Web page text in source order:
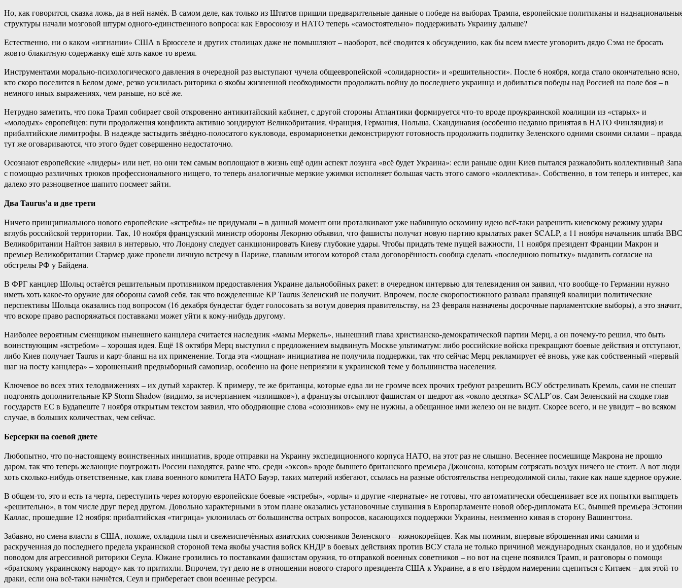
Но, как говорится, сказка ложь, да в ней намёк. В самом деле, как только из Штатов пришли предварительные данные о победе на выборах Трампа, европейские политиканы и
структуры начали мозговой штурм одного-единственного вопроса: как Евросоюзу и НАТО теперь «самостоятельно» поддерживать Украину дальше?
Естественно, ни о каком «изгнании» США в Брюсселе и других столицах даже не помышляют – наоборот, всё сводится к обсуждению, как бы всем вместе уговорить дядю Сэма не бросать
жовто-блакитную содержанку ещё хоть какое-то время.
Инструментами морально-психологического давления в очередной раз выступают чучела общеевропейской «солидарности» и «решительности». После 6 ноября, когда стало окончательно ясно,
кто скоро поселится в Белом доме, резко усилилась риторика о якобы жизненной необходимости продолжать войну до последнего украинца и добиваться победы над Россией на поле боя – в
немного иных выражениях, чем раньше, но всё же.
Нетрудно заметить, что пока Трамп собирает свой откровенно антикитайский кабинет, с другой стороны Атлантики формируется что-то вроде проукраинской коалиции из «старых» и
«молодых» европейцев: пути продолжения конфликта активно зондируют Великобритания, Франция, Германия, Польша, Скандинавия (особенно недавно принятая в НАТО Финляндия) и
прибалтийские лимитрофы. В надежде застыдить звёздно-полосатого кукловода, евромарионетки демонстрируют готовность продолжить подпитку Зеленского одними своими силами –
тут же оговариваются, что этого будет совершенно недостаточно.
Осознают европейские «лидеры» или нет, но они тем самым воплощают в жизнь ещё один аспект лозунга «всё будет Украина»: если раньше один Киев пытался разжалобить коллективный
с помощью различных трюков профессионального нищего, то теперь аналогичные мерзкие ужимки исполняет большая часть этого самого «коллектива». Собственно, в том теперь и интерес,
далеко это разноцветное шапито посмеет зайти.
Два Taurus’а и две трети
Ничего принципиального нового европейские «ястребы» не придумали – в данный момент они проталкивают уже набившую оскомину идею всё-таки разрешить киевскому режиму удары
вглубь российской территории. Так, 10 ноября французский министр обороны Лекорню объявил, что фашисты получат новую партию крылатых ракет SCALP, а 11 ноября начальник штаба ВВС
Великобритании Найтон заявил в интервью, что Лондону следует санкционировать Киеву глубокие удары. Чтобы придать теме пущей важности, 11 ноября президент Франции Макрон и
премьер Великобритании Стармер даже провели личную встречу в Париже, главным итогом которой стала договорённость сообща сделать «последнюю попытку» выдавить согласие на
обстрелы РФ у Байдена.
В ФРГ канцлер Шольц остаётся решительным противником предоставления Украине дальнобойных ракет: в очередном интервью для телевидения он заявил, что вообще-то Германии нужно
иметь хоть какое-то оружие для обороны самой себя, так что вожделенные КР Taurus Зеленский не получит. Впрочем, после скоропостижного развала правящей коалиции политические
перспективы Шольца оказались под вопросом (16 декабря бундестаг будет голосовать за вотум доверия правительству, на 23 февраля назначены досрочные парламентские выборы), а это значит,
что вскоре право распоряжаться поставками может уйти к кому-нибудь другому.
Наиболее вероятным сменщиком нынешнего канцлера считается наследник «мамы Меркель», нынешний глава христианско-демократической партии Мерц, а он почему-то решил, что быть
воинствующим «ястребом» – хорошая идея. Ещё 18 октября Мерц выступил с предложением выдвинуть Москве ультиматум: либо российские войска прекращают боевые действия и отступают,
либо Киев получает Taurus и карт-бланш на их применение. Тогда эта «мощная» инициатива не получила поддержки, так что сейчас Мерц рекламирует её вновь, уже как собственный «первый
шаг на посту канцлера» – хорошенький предвыборный самопиар, особенно на фоне неприязни к украинской теме у большинства населения.
Ключевое во всех этих телодвижениях – их дутый характер. К примеру, те же британцы, которые едва ли не громче всех прочих требуют разрешить ВСУ обстреливать Кремль, сами не спешат
подгонять дополнительные КР Storm Shadow (видимо, за исчерпанием «излишков»), а французы отсыплют фашистам от щедрот аж «около десятка» SCALP’ов. Сам Зеленский на сходке глав
государств ЕС в Будапеште 7 ноября открытым текстом заявил, что ободряющие слова «союзников» ему не нужны, а обещанное ими железо он не видит. Скорее всего, и не увидит – во всяком
случае, в больших количествах, чем сейчас.
Берсерки на соевой диете
Любопытно, что по-настоящему воинственных инициатив, вроде отправки на Украину экспедиционного корпуса НАТО, на этот раз не слышно. Весеннее посмешище Макрона не прошло
даром, так что теперь желающие поугрожать России находятся, разве что, среди «эксов» вроде бывшего британского премьера Джонсона, которым сотрясать воздух ничего не стоит. А вот люди
хоть сколько-нибудь ответственные, как глава военного комитета НАТО Бауэр, таких материй избегают, ссылась на разные обстоятельства непреодолимой силы, такие как наше ядерное оружие.
В общем-то, это и есть та черта, переступить через которую европейские боевые «ястребы», «орлы» и другие «пернатые» не готовы, что автоматически обесценивает все их попытки выглядеть
«решительно», в том числе друг перед другом. Довольно характерными в этом плане оказались установочные слушания в Европарламенте новой обер-дипломата ЕС, бывшей премьера Эстонии
Каллас, прошедшие 12 ноября: прибалтийская «тигрица» уклонилась от большинства острых вопросов, касающихся поддержки Украины, неизменно кивая в сторону Вашингтона.
Забавно, но смена власти в США, похоже, охладила пыл и свежеиспечённых азиатских союзников Зеленского – южнокорейцев. Как мы помним, впервые вброшенная ими самими и
раскрученная до последнего предела украинской стороной тема якобы участия войск КНДР в боевых действиях против ВСУ стала не только причиной международных скандалов, но и
поводом для агрессивной риторики Сеула. Южане грозились то поставками фашистам оружия, то отправкой военных советников – но вот на сцене появился Трамп, и разговоры о помощи
«братскому украинскому народу» как-то притихли. Впрочем, тут дело не в отношении нового-старого президента США к Украине, а в его твёрдом намерении сцепиться с Китаем – для этой-то
драки, если она всё-таки начнётся, Сеул и приберегает свои военные ресурсы.